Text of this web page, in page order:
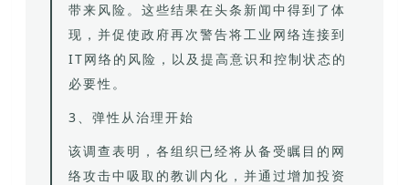
带来风险。这些结果在头条新闻中得到了体
现，并促使政府再次警告将工业网络连接到
IT网络的风险，以及提高意识和控制状态的
必要性。
3、弹性从治理开始
该调查表明，各组织已经将从备受瞩目的网
络攻击中吸取的教训内化，并通过增加投资